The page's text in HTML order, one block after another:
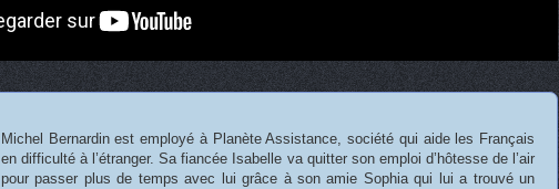
Michel Bernardin est employé à Planète Assistance, société qui aide les Français
en difficulté à l’étranger. Sa fiancée Isabelle va quitter son emploi d’hôtesse de l’air
pour passer plus de temps avec lui grâce à son amie Sophia qui lui a trouvé un